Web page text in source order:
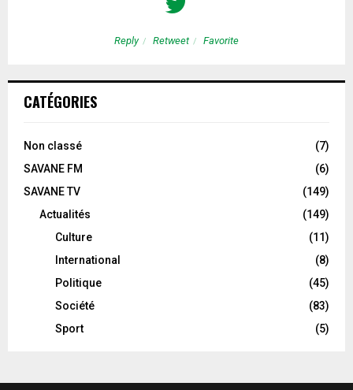
Reply Retweet Favorite
CATÉGORIES
Non classé
(7)
SAVANE FM
(6)
SAVANE TV
(149)
Actualités
(149)
Culture
(11)
International
(8)
Politique
(45)
Société
(83)
Sport
(5)